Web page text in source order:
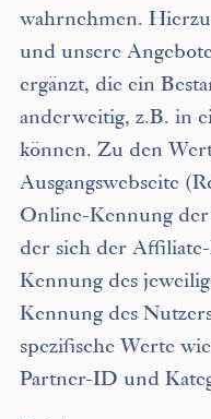
wahrnehmen.
und unsere
ergänzt, die ein
anderweitig, z.B. in
können. Zu den
Ausgangswebseite
Online-Kennung
der sich der
Kennung des
Kennung des
spezifische Werte
Partner-ID und